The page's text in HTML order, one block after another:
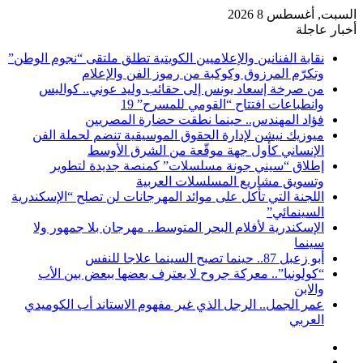
السبت, أغسطس 8 2026
أخبار عاجلة
نقابة الفنانين والإعلاميين الكويتية تطلق ملتقى “نجوم الوطن”
وتكرّم المرزوق وكوكبة من رموز الفن والإعلام
من صرخة إسعاد يونس إلى حقائب وليد عوني.. كواليس
وانطباعات افتتاح “القومي للمسرح” 19
فؤاد المهندس.. حينما نطقت حضارة المصريين
ميوزيك نيشن لإدارة الحقوق الموسيقية تنضم لحملة الفن
الإنساني كأول جهة موقّعة من الشرق الأوسط
إطلاق “سيني جونة مسلسلات” كمنصة جديدة لتطوير
وتسويق مشاريع المسلسلات العربية
اللجنة التي تأكل على موائد المهرجانات لن تصلح “الإسكندرية
السينمائي”
الإسكندرية لأفلام البحر المتوسط.. مهرجان بلا جمهور ولا
سينما
أبو زعبل 87.. حينما تصبح السينما علاجا للنفس
“كولونيا”.. معركة جروح لا يعترف بعضها ببعض بين الأب
والابن
عمر الجمل.. الرجل الذي غير مفهوم الاستاند أب الكوميدي
العربي